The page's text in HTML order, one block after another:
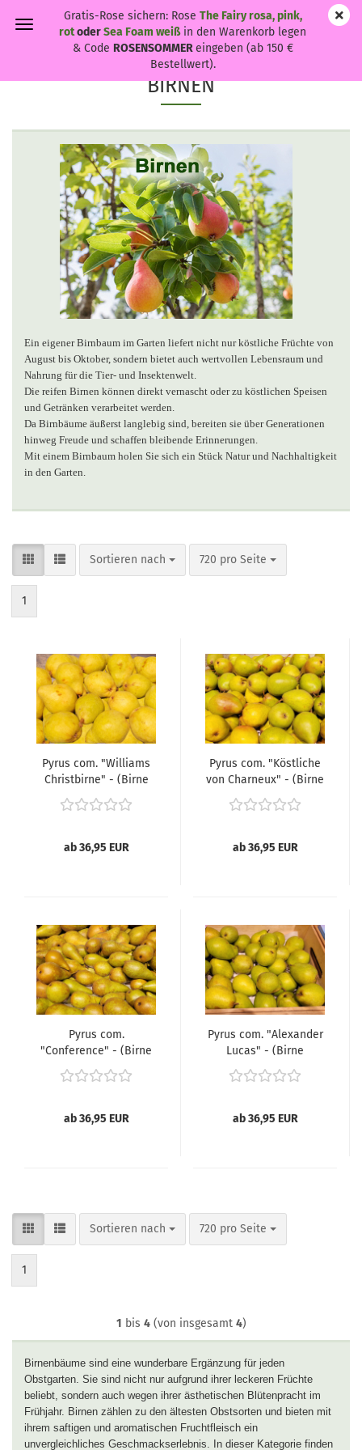
Gratis-Rose sichern: Rose The Fairy rosa, pink,
rotoderSea Foam weißin den Warenkorb legen
& Code ROSENSOMMEReingeben (ab 150 €
Bestellwert).
BIRNEN
Ein eigener Birnbaum im Garten liefert nicht nur köstliche Früchte von
August bis Oktober, sondern bietet auch wertvollen Lebensraum und
Nahrung für die Tier- und Insektenwelt.
Die reifen Birnen können direkt vernascht oder zu köstlichen Speisen
und Getränken verarbeitet werden.
Da Birnbäume äußerst langlebig sind, bereiten sie über Generationen
hinweg Freude und schaffen bleibende Erinnerungen.
Mit einem Birnbaum holen Sie sich ein Stück Natur und Nachhaltigkeit
in den Garten.
Sortieren nach
Sortieren nach 720 pro Seite
pro Seite
1
Pyrus com. "Williams
Christbirne" - (Birne
"Williams
Christbirne"),
ab 36,95 EUR
Pyrus com. "Köstliche
von Charneux" - (Birne
"Köstliche von
Charneux"),
ab 36,95 EUR
Pyrus com.
"Conference" - (Birne
"Conference"),
ab 36,95 EUR
Pyrus com. "Alexander
Lucas" - (Birne
"Alexander Lucas"),
ab 36,95 EUR
Sortieren nach
Sortieren nach 720 pro Seite
pro Seite
1
1 bis 4(von insgesamt 4)
Birnenbäume sind eine wunderbare Ergänzung für jeden
Obstgarten. Sie sind nicht nur aufgrund ihrer leckeren Früchte
beliebt, sondern auch wegen ihrer ästhetischen Blütenpracht im
Frühjahr. Birnen zählen zu den ältesten Obstsorten und bieten mit
ihrem saftigen und aromatischen Fruchtfleisch ein
unvergleichliches Geschmackserlebnis. In dieser Kategorie finden